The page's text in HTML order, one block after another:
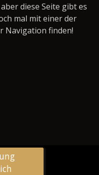
diese Seite gibt es
mal mit einer der
Navigation finden!